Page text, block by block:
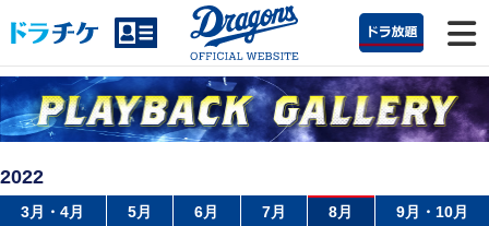
2022
3月・4月 5月 6月 7月 8月 9月・10月